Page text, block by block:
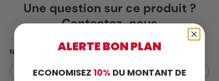
Une question sur ce produit ?
Contactez-nous
Nom ALERTE BON PLAN
ECONOMISEZ 10% DU MONTANT DE